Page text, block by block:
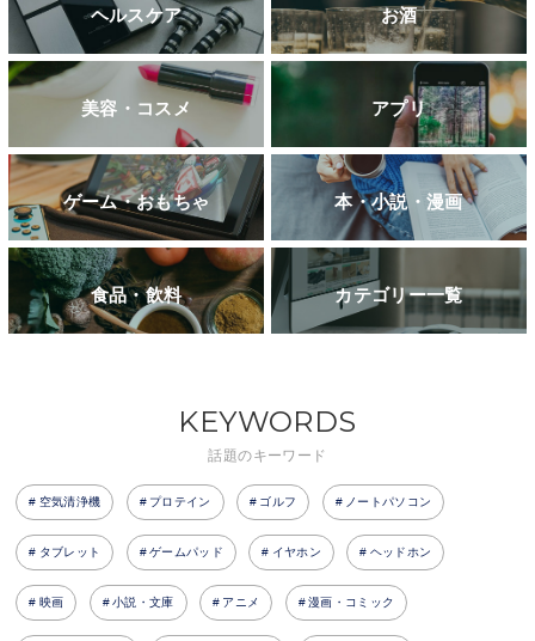
ヘルスケア お酒
美容・コスメ アプリ
ゲーム・おもちゃ 本・小説・漫画
食品・飲料 カテゴリー一覧
KEYWORDS
話題のキーワード
空気清浄機 プロテイン ゴルフ ノートパソコン
タブレット ゲームパッド イヤホン ヘッドホン
映画 小説・文庫 アニメ 漫画・コミック